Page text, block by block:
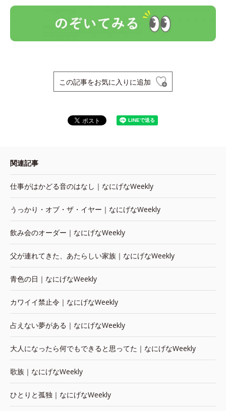
この記事をお気に入りに追加
関連記事
仕事がはかどる音のはなし｜なにげなWeekly
うっかり・オブ・ザ・イヤー｜なにげなWeekly
飲み会のオーダー｜なにげなWeekly
父が連れてきた、あたらしい家族｜なにげなWeekly
青色の日｜なにげなWeekly
カワイイ禁止令｜なにげなWeekly
占えない夢がある｜なにげなWeekly
大人になったら何でもできると思ってた｜なにげなWeekly
歌族｜なにげなWeekly
ひとりと孤独｜なにげなWeekly